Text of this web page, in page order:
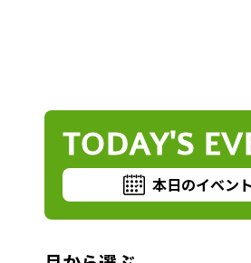
TODAY'S
本日のイベント